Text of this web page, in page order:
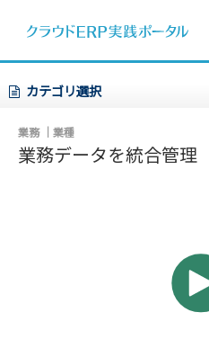
カテゴリ選択
業務 業種
業務データを統合管理